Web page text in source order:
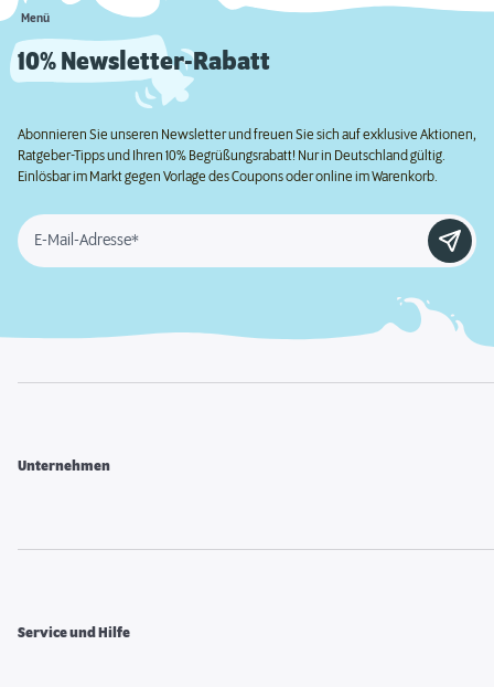
Menü
10% Newsletter-Rabatt
Abonnieren Sie unseren Newsletter und freuen Sie sich auf exklusive Aktionen,
Ratgeber-Tipps und Ihren 10% Begrüßungsrabatt! Nur in Deutschland gültig.
Einlösbar im Markt gegen Vorlage des Coupons oder online im Warenkorb.
E-Mail-Adresse*
Unternehmen
Service und Hilfe